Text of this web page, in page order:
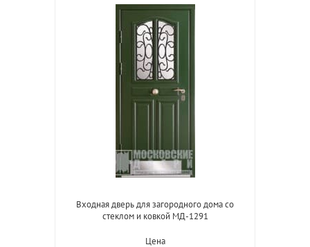
Входная дверь для загородного дома со
стеклом и ковкой МД-1291
Цена